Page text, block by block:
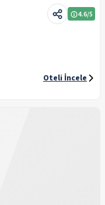
4.6/5
Oteli İncele